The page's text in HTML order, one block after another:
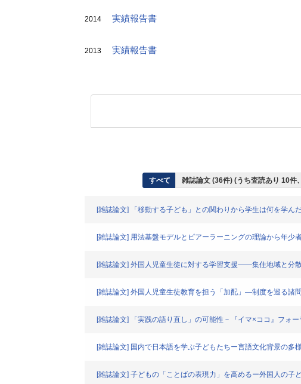
2014 実績報告書
2013 実績報告書
すべて 雑誌論文 (36件) (うち査読あり 10件
[雑誌論文] 「移動する子ども」との関わりから学生は何を学
[雑誌論文] 用法基盤モデルとピアーラーニングの理論から年少
[雑誌論文] 外国人児童生徒に対する学習支援――集住地域と
[雑誌論文] 外国人児童生徒教育を担う「加配」―制度を巡る諸
[雑誌論文] 「実践の語り直し」の可能性－『イマ×ココ』フォ
[雑誌論文] 国内で日本語を学ぶ子どもたちー言語文化背景の多
[雑誌論文] 子どもの「ことばの表現力」を高めるー外国人の子